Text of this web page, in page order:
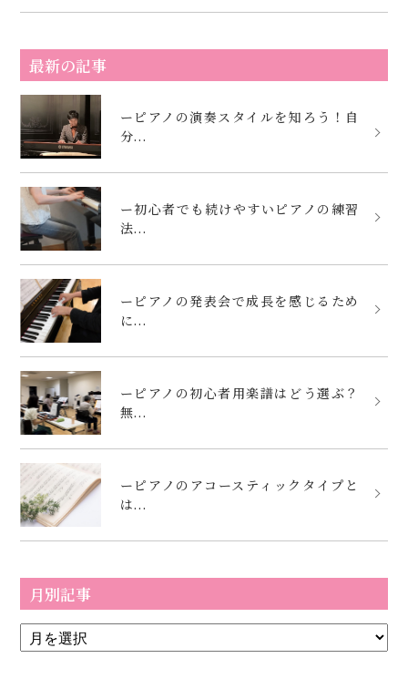
最新の記事
ーピアノの演奏スタイルを知ろう！自
分...
ー初心者でも続けやすいピアノの練習
法...
ーピアノの発表会で成長を感じるため
に...
ーピアノの初心者用楽譜はどう選ぶ？
無...
ーピアノのアコースティックタイプと
は...
月別記事